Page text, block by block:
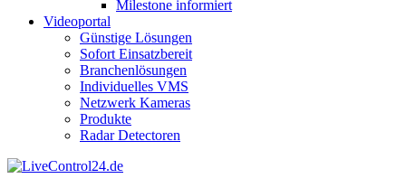
Milestone informiert
Videoportal
Günstige Lösungen
Sofort Einsatzbereit
Branchenlösungen
Individuelles VMS
Netzwerk Kameras
Produkte
Radar Detectoren